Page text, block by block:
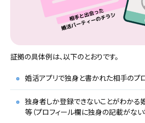
証拠の具体例は、以下のとおりです。
婚活アプリで独身と書かれた相手のプ
独身者しか登録できないことがわかる
等（プロフィール欄に独身の記載がない